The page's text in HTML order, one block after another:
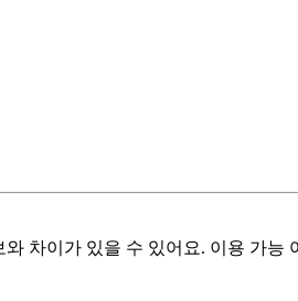
차이가 있을 수 있어요. 이용 가능